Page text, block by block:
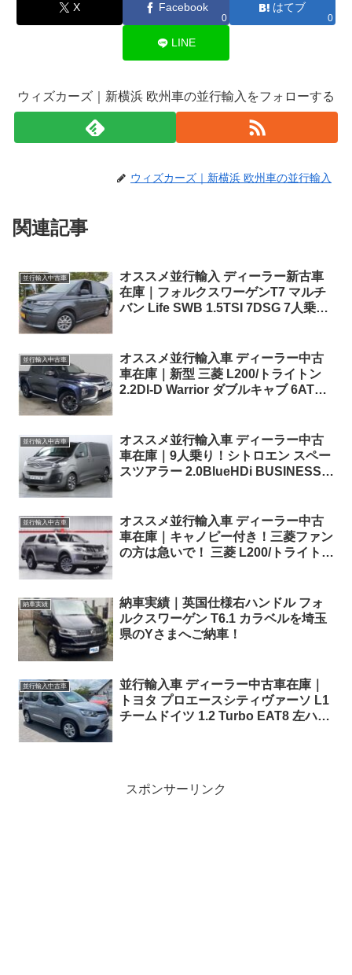
X Facebook
0
はてブ
0
LINE
ウィズカーズ｜新横浜 欧州車の並行輸入をフォローする
ウィズカーズ｜新横浜 欧州車の並行輸入
関連記事
並行輸入中古車
オススメ並行輸入 ディーラー新古車
在庫｜フォルクスワーゲンT7 マルチ
バン Life SWB 1.5TSI 7DSG 7人乗り
並行輸入中古車
オススメ並行輸入車 ディーラー中古
車在庫｜新型 三菱 L200/トライトン
2.2DI-D Warrior ダブルキャブ 6AT
並行輸入中古車
オススメ並行輸入車 ディーラー中古
車在庫｜9人乗り！シトロエン スペー
スツアラー 2.0BlueHDi BUSINESS
並行輸入中古車
オススメ並行輸入車 ディーラー中古
車在庫｜キャノピー付き！三菱ファン
の方は急いで！ 三菱 L200/トライトン
納車実績
納車実績｜英国仕様右ハンドル フォ
ルクスワーゲン T6.1 カラベルを埼玉
県のYさまへご納車！
並行輸入中古車
並行輸入車 ディーラー中古車在庫｜
トヨタ プロエースシティヴァーソ L1
チームドイツ 1.2 Turbo EAT8 左ハン
スポンサーリンク